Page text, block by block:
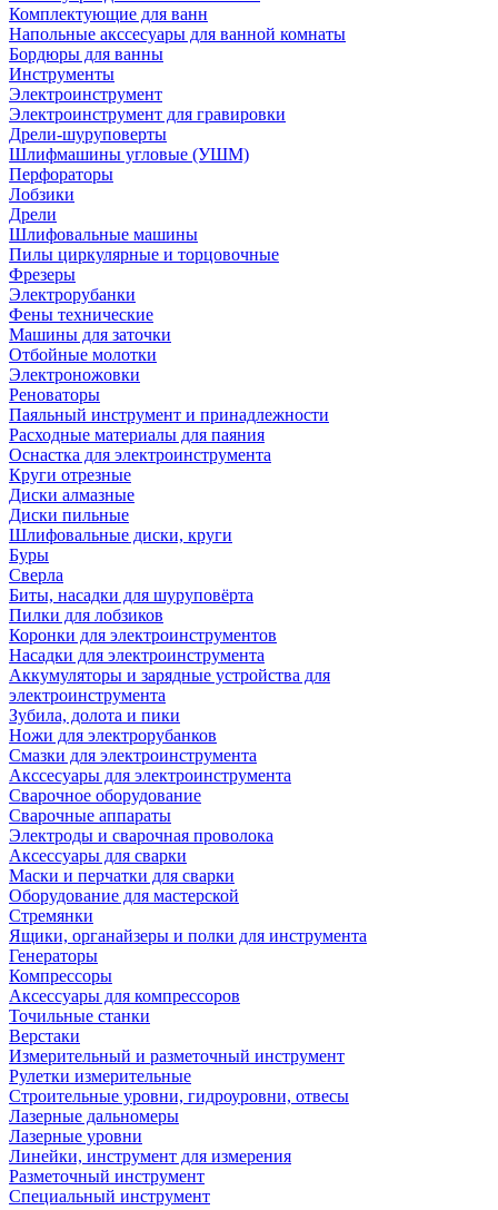
Комплектующие для ванн
Напольные акссесуары для ванной комнаты
Бордюры для ванны
Инструменты
Электроинструмент
Электроинструмент для гравировки
Дрели-шуруповерты
Шлифмашины угловые (УШМ)
Перфораторы
Лобзики
Дрели
Шлифовальные машины
Пилы циркулярные и торцовочные
Фрезеры
Электрорубанки
Фены технические
Машины для заточки
Отбойные молотки
Электроножовки
Реноваторы
Паяльный инструмент и принадлежности
Расходные материалы для паяния
Оснастка для электроинструмента
Круги отрезные
Диски алмазные
Диски пильные
Шлифовальные диски, круги
Буры
Сверла
Биты, насадки для шуруповёрта
Пилки для лобзиков
Коронки для электроинструментов
Насадки для электроинструмента
Аккумуляторы и зарядные устройства для
электроинструмента
Зубила, долота и пики
Ножи для электрорубанков
Смазки для электроинструмента
Акссесуары для электроинструмента
Сварочное оборудование
Сварочные аппараты
Электроды и сварочная проволока
Аксессуары для сварки
Маски и перчатки для сварки
Оборудование для мастерской
Стремянки
Ящики, органайзеры и полки для инструмента
Генераторы
Компрессоры
Аксессуары для компрессоров
Точильные станки
Верстаки
Измерительный и разметочный инструмент
Рулетки измерительные
Строительные уровни, гидроуровни, отвесы
Лазерные дальномеры
Лазерные уровни
Линейки, инструмент для измерения
Разметочный инструмент
Специальный инструмент